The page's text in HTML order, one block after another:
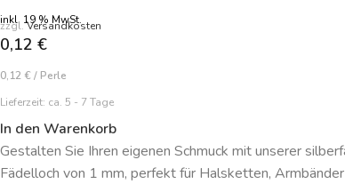
inkl. 19 % MwSt.
zzgl.Versandkosten
0,12 €
0,12 € / Perle
Lieferzeit: ca. 5 - 7 Tage
In den Warenkorb
Gestalten Sie Ihren eigenen Schmuck mit unserer
Fädelloch von 1 mm, perfekt für Halsketten,